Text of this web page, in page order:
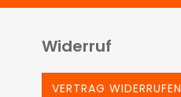
Widerruf
VERTRAG WIDERRUFEN